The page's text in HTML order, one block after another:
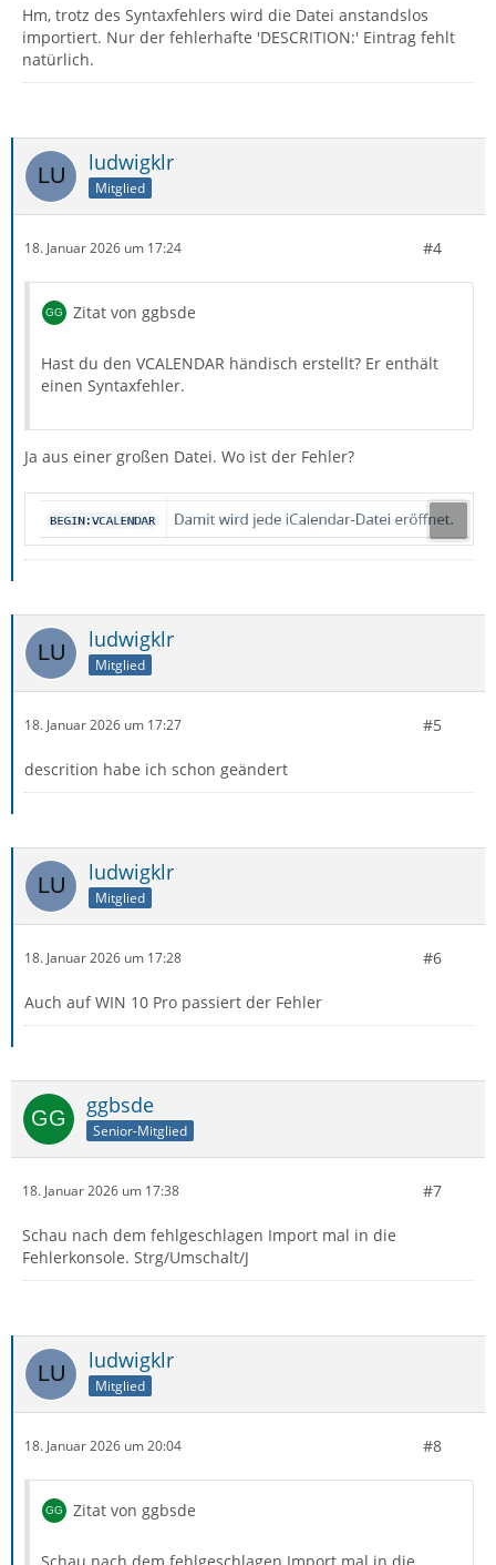
Hm, trotz des Syntaxfehlers wird die Datei anstandslos
importiert. Nur der fehlerhafte 'DESCRITION:' Eintrag fehlt
natürlich.
ludwigklr
Mitglied
18. Januar 2026 um 17:24 #4
Zitat von ggbsde
Hast du den VCALENDAR händisch erstellt? Er enthält
einen Syntaxfehler.
Ja aus einer großen Datei. Wo ist der Fehler?
ludwigklr
Mitglied
18. Januar 2026 um 17:27 #5
descrition habe ich schon geändert
ludwigklr
Mitglied
18. Januar 2026 um 17:28 #6
Auch auf WIN 10 Pro passiert der Fehler
ggbsde
Senior-Mitglied
18. Januar 2026 um 17:38 #7
Schau nach dem fehlgeschlagen Import mal in die
Fehlerkonsole. Strg/Umschalt/J
ludwigklr
Mitglied
18. Januar 2026 um 20:04 #8
Zitat von ggbsde